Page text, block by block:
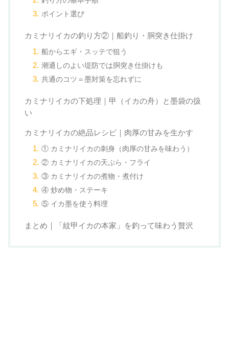
ポイント選び
カミナリイカの釣り方②｜船釣り・胴突き仕掛け
船からエギ・スッテで狙う
潮通しのよい堤防では胴突き仕掛けも
共通のコツ＝墨対策を忘れずに
カミナリイカの下処理｜甲（イカの舟）と墨袋の扱
い
カミナリイカの絶品レシピ｜肉厚の甘みを生かす
① カミナリイカの刺身（肉厚の甘みを味わう）
② カミナリイカの天ぷら・フライ
③ カミナリイカの煮物・煮付け
④ 炒め物・ステーキ
⑤ イカ墨を使う料理
まとめ｜「紋甲イカの本家」を釣って味わう贅沢